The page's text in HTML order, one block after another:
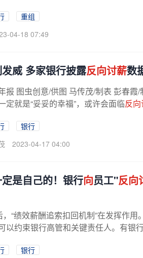
重组
04-18 07:49
威 多家银行披露反向讨薪数
报 图虫创意/供图 马传茂/制表 彭春
定就是“妥妥的幸福”，或许会面临反
银行
2023-04-17 04:00
是自己的！银行向员工"反向
，“绩效薪酬追索扣回机制”在发挥作
以约束银行高管和关键责任人。有银
银行